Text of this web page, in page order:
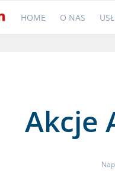
HOME O NAS
Akcje